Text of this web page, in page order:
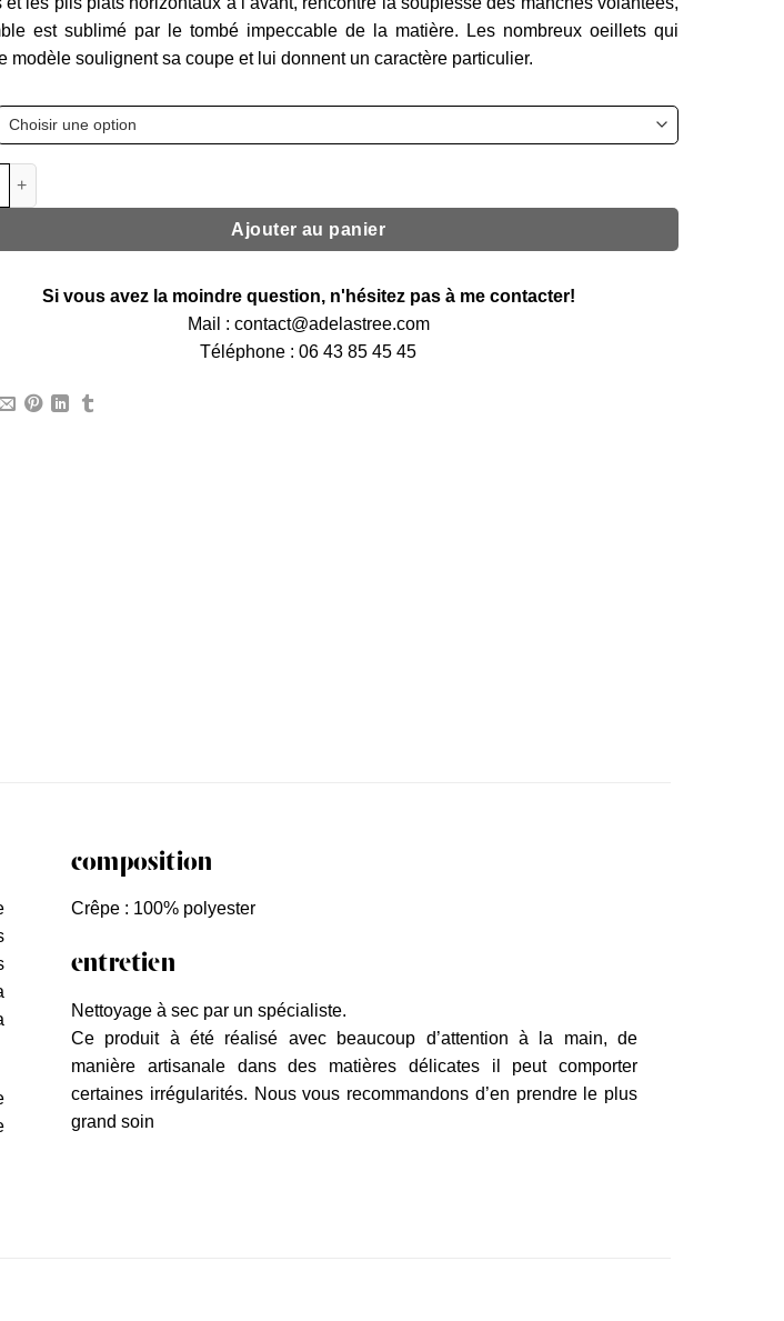
est sublimé par le tombé impeccable de la matière. Les nombreux oeillets qui
modèle soulignent sa coupe et lui donnent un caractère particulier.
de robe elsa
Ajouter au panier
Si vous avez la moindre question, n'hésitez pas à me contacter!
Mail : contact@adelastree.com
Téléphone : 06 43 85 45 45
composition
Crêpe : 100% polyester
entretien
Nettoyage à sec par un spécialiste.
Ce produit à été réalisé avec beaucoup d’attention à la main, de
manière artisanale dans des matières délicates il peut comporter
certaines irrégularités. Nous vous recommandons d’en prendre le plus
grand soin